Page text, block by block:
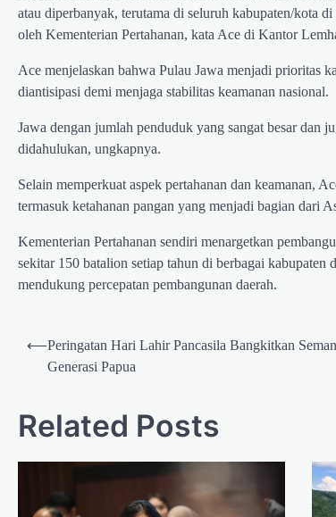
atau diperbanyak, terutama di seluruh kabupaten/kota
oleh Kementerian Pertahanan, kata Ace di Kantor
Ace menjelaskan bahwa Pulau Jawa menjadi prioritas
diantisipasi demi menjaga stabilitas keamanan nasional.
Jawa dengan jumlah penduduk yang sangat besar
didahulukan, ungkapnya.
Selain memperkuat aspek pertahanan dan keamanan,
termasuk ketahanan pangan yang menjadi bagian dari
Kementerian Pertahanan sendiri menargetkan
sekitar 150 batalion setiap tahun di berbagai kabupaten
mendukung percepatan pembangunan daerah.
Post
navigation
⟵Peringatan Hari Lahir Pancasila Bangkitkan
Generasi Papua
Related Posts